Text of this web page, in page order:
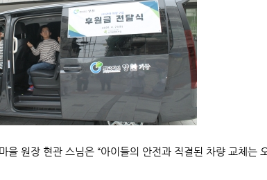
을 원장 현관 스님은 “아이들의 안전과 직결된 차량 교체